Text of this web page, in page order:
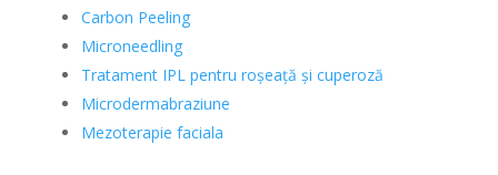
Carbon Peeling
Microneedling
Tratament IPL pentru roșeață și cuperoză
Microdermabraziune
Mezoterapie faciala